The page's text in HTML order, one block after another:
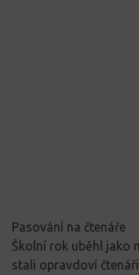
Pasování na čtenáře
Školní rok uběhl jako
stali opravdoví čtenáři.